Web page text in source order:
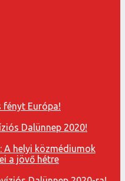
fényt Európa!
Dalünnep 2020!
A helyi közmédiumok
a jövő hétre